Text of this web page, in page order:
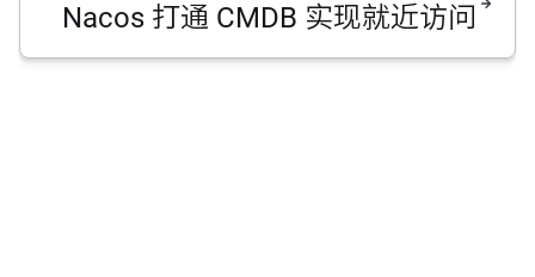
Nacos 打通 CMDB 实现就近访问